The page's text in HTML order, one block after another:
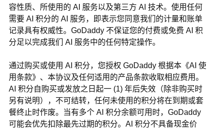
容性质、所使用的 AI 服务以及第三方 AI 技术。使用任何
需要 AI 积分的 AI 服务，即表示您同意我们的计量和账单
记录具有权威性。GoDaddy 不保证您的付费或免费 AI 积
分足以完成我们 AI 服务中的任何特定操作。
通过购买或使用 AI 积分，您授权 GoDaddy 根据本《AI 使
用条款》、本协议及任何适用的产品条款收取相应费用。
AI 积分自购买或发放之日起一 (1) 年后失效（除非购买时
另有说明），不可结转，任何未使用的积分将在到期或套
餐终止时作废。当有多个 AI 积分余额可用时，GoDaddy
可能会优先扣除最先过期的积分。AI 积分不具备现金价